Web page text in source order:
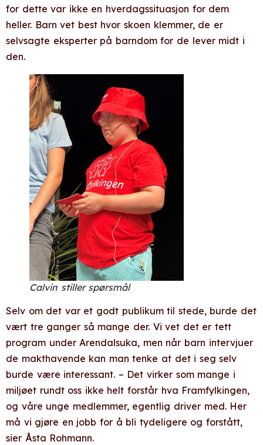
for dette var ikke en hverdagssituasjon for dem
heller. Barn vet best hvor skoen klemmer, de er
selvsagte eksperter på barndom for de lever midt i
den.
Calvin stiller spørsmål
Selv om det var et godt publikum til stede, burde det
vært tre ganger så mange der. Vi vet det er tett
program under Arendalsuka, men når barn intervjuer
de makthavende kan man tenke at det i seg selv
burde være interessant. – Det virker som mange i
miljøet rundt oss ikke helt forstår hva Framfylkingen,
og våre unge medlemmer, egentlig driver med. Her
må vi gjøre en jobb for å bli tydeligere og forstått,
sier Åsta Rohmann.